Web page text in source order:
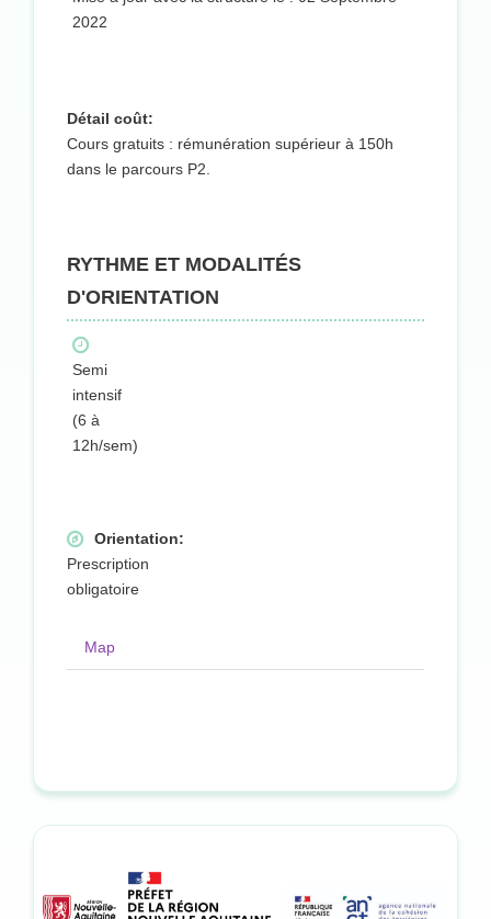
2022
Détail coût:
Cours gratuits : rémunération supérieur à 150h
dans le parcours P2.
RYTHME ET MODALITÉS
D'ORIENTATION
Semi
intensif
(6 à
12h/sem)
Orientation:
Prescription
obligatoire
Map